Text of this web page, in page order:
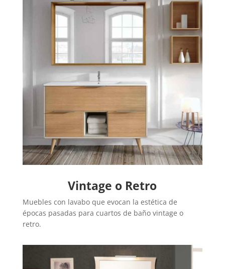
Vintage o Retro
Muebles con lavabo que evocan la estética de
épocas pasadas para cuartos de baño vintage o
retro.